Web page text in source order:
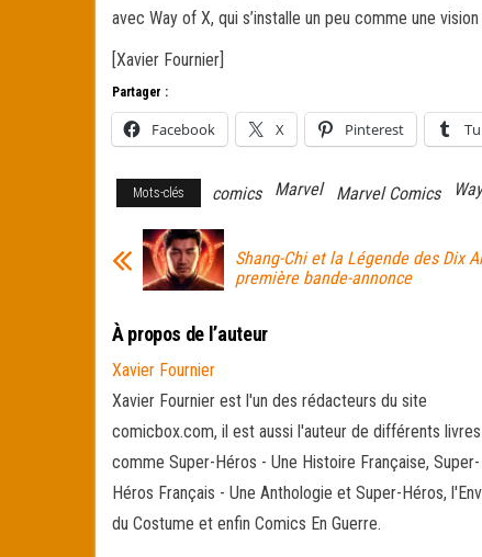
avec Way of X, qui s’installe un peu comme une
[Xavier Fournier]
Partager :
Facebook X Pinterest
Mots-clés comics Marvel Marvel Comics
Shang-Chi et la Légende des Dix
première bande-annonce
À propos de l’auteur
Xavier Fournier
Xavier Fournier est l'un des rédacteurs du site
comicbox.com, il est aussi l'auteur de différents livres
comme Super-Héros - Une Histoire Française, Super-
Héros Français - Une Anthologie et Super-Héros,
du Costume et enfin Comics En Guerre.